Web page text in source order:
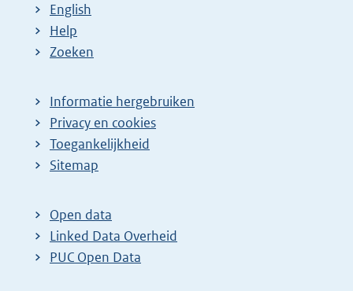
English
Help
Zoeken
Informatie hergebruiken
Privacy en cookies
Toegankelijkheid
Sitemap
Open data
Linked Data Overheid
PUC Open Data